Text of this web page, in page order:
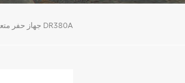
جهاز حفر متعدد الوظائف DR380A